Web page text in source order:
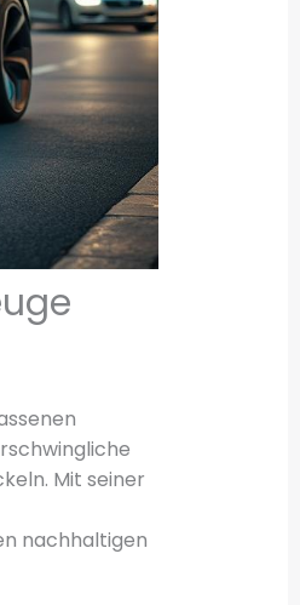
Mit seiner
nachhaltigen